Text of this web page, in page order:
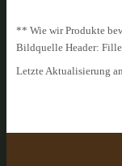
** Wie wir Produkte
Bildquelle Header:
Letzte Aktualisierung